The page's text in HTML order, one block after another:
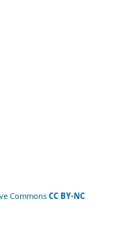
CommonsCC BY-NC